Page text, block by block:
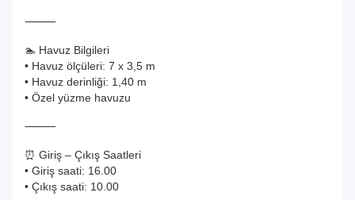
⸻
🏊 Havuz Bilgileri
• Havuz ölçüleri: 7 x 3,5 m
• Havuz derinliği: 1,40 m
• Özel yüzme havuzu
⸻
⏰ Giriş – Çıkış Saatleri
• Giriş saati: 16.00
• Çıkış saati: 10.00